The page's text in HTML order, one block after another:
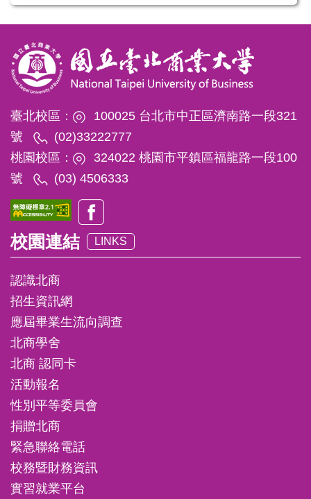
臺北校區：
100025 台北市中正區濟南路一段321
號
(02)33222777
桃園校區：
324022 桃園市平鎮區福龍路一段100
號
(03) 4506333
校園連結 LINKS
認識北商
招生資訊網
應屆畢業生流向調查
北商學舍
北商 認同卡
活動報名
性別平等委員會
捐贈北商
緊急聯絡電話
校務暨財務資訊
實習就業平台